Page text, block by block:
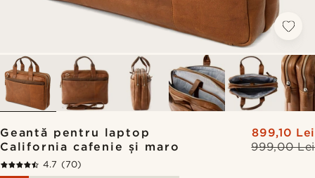
Geantă pentru laptop
California cafenie și maro
999,00 Lei
899,10 Lei
4.7 (70)